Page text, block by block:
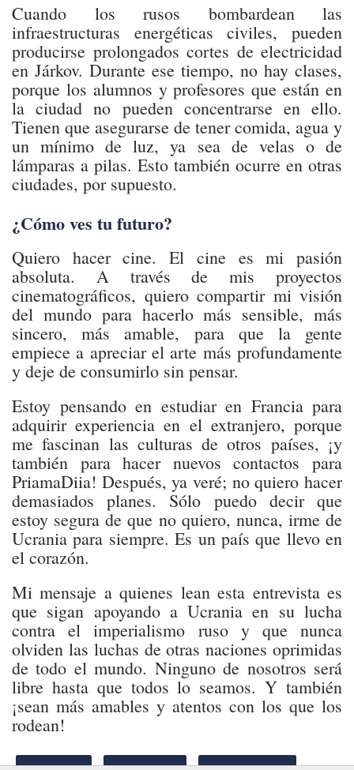
Cuando los rusos bombardean las
infraestructuras energéticas civiles, pueden
producirse prolongados cortes de electricidad
en Járkov. Durante ese tiempo, no hay clases,
porque los alumnos y profesores que están en
la ciudad no pueden concentrarse en ello.
Tienen que asegurarse de tener comida, agua y
un mínimo de luz, ya sea de velas o de
lámparas a pilas. Esto también ocurre en otras
ciudades, por supuesto.
¿Cómo ves tu futuro?
Quiero hacer cine. El cine es mi pasión
absoluta. A través de mis proyectos
cinematográficos, quiero compartir mi visión
del mundo para hacerlo más sensible, más
sincero, más amable, para que la gente
empiece a apreciar el arte más profundamente
y deje de consumirlo sin pensar.
Estoy pensando en estudiar en Francia para
adquirir experiencia en el extranjero, porque
me fascinan las culturas de otros países, ¡y
también para hacer nuevos contactos para
PriamaDiia! Después, ya veré; no quiero hacer
demasiados planes. Sólo puedo decir que
estoy segura de que no quiero, nunca, irme de
Ucrania para siempre. Es un país que llevo en
el corazón.
Mi mensaje a quienes lean esta entrevista es
que sigan apoyando a Ucrania en su lucha
contra el imperialismo ruso y que nunca
olviden las luchas de otras naciones oprimidas
de todo el mundo. Ninguno de nosotros será
libre hasta que todos lo seamos. Y también
¡sean más amables y atentos con los que los
rodean!